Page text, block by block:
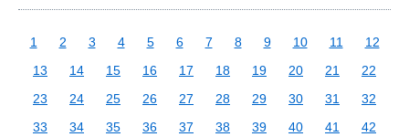
1 2 3 4 5 6 7 8 9 10 11
12
13
14 15 16 17 18 19 20 21
22
23
24 25 26 27 28 29 30 31
32
33
34 35 36 37 38 39 40 41
42